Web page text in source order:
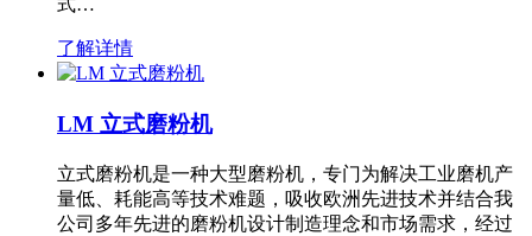
式…
了解详情
LM 立式磨粉机
立式磨粉机是一种大型磨粉机，专门为解决工业磨机产
量低、耗能高等技术难题，吸收欧洲先进技术并结合我
公司多年先进的磨粉机设计制造理念和市场需求，经过